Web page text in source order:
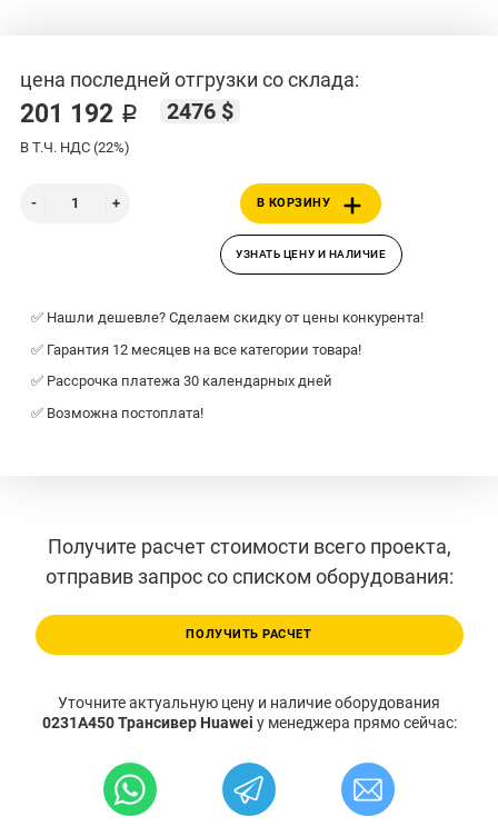
цена последней отгрузки со склада:
201 192 ₽ 2476 $
В Т.Ч. НДС (22%)
В КОРЗИНУ
УЗНАТЬ ЦЕНУ И НАЛИЧИЕ
✅ Нашли дешевле? Сделаем скидку от цены конкурента!
✅ Гарантия 12 месяцев на все категории товара!
✅ Рассрочка платежа 30 календарных дней
✅ Возможна постоплата!
Получите расчет стоимости всего проекта,
отправив запрос со списком оборудования:
ПОЛУЧИТЬ РАСЧЕТ
Уточните актуальную цену и наличие оборудования
0231A450 Трансивер Huawei у менеджера прямо сейчас: